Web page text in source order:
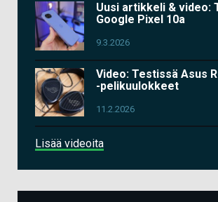
Uusi artikkeli & video:
Google Pixel 10a
9.3.2026
Video: Testissä Asus
-pelikuulokkeet
11.2.2026
Lisää videoita